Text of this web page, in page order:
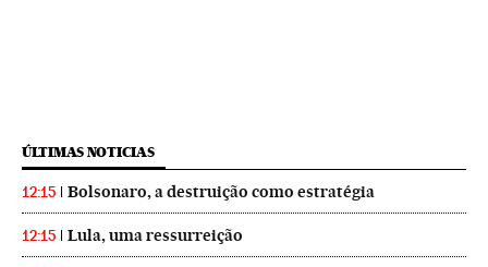
ÚLTIMAS NOTICIAS
12:15 Bolsonaro, a destruição como estratégia
12:15 Lula, uma ressurreição